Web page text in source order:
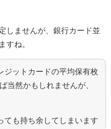
しませんが、銀行カード並
すね。
ジットカードの平均保有枚
当然かもしれませんが、
ても持ち余してしまいます